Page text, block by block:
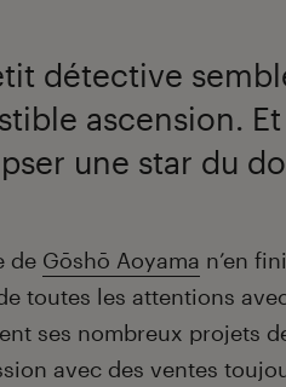
détective
ascension.
une star du
de Gōshō Aoyama n’en
toutes les attentions
ses nombreux projets
avec des ventes